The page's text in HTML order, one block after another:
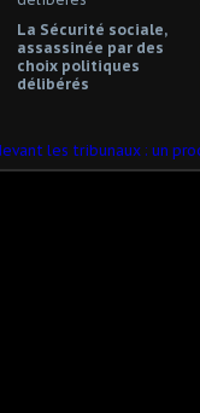
La Sécurité sociale,
assassinée par des
choix politiques
délibérés